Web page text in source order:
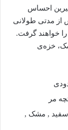
احساس
از مدتی طولانی
خواهند گرفت.
خزه‌ی
مر
سفید , مشک ,